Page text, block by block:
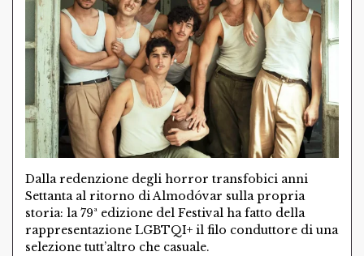
Dalla redenzione degli horror transfobici anni
Settanta al ritorno di Almodóvar sulla propria
storia: la 79ª edizione del Festival ha fatto della
rappresentazione LGBTQI+ il filo conduttore di una
selezione tutt’altro che casuale.